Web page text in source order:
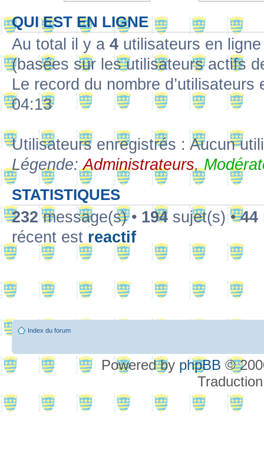
QUI EST EN LIGNE
Au total il y a 4 utilisateurs en
(basées sur les utilisateurs actifs
Le record du nombre
04:13
Utilisateurs enregistrés : Aucun
Légende:Administrateurs,
STATISTIQUES
232message(s) • 194 sujet(s) •44
récent est reactif
Index du forum
Powered by phpBB ©